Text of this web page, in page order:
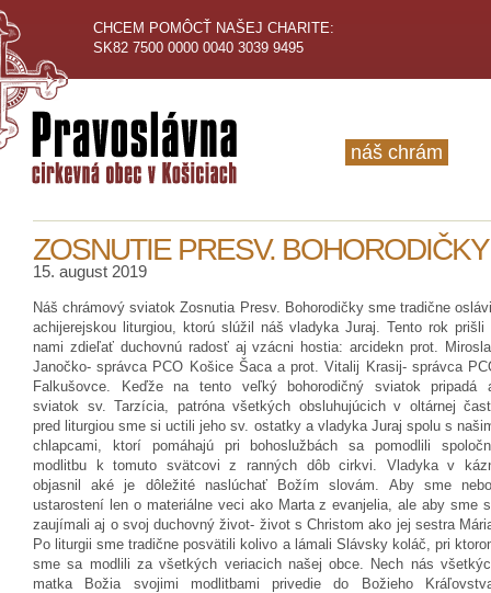
CHCEM POMÔCŤ NAŠEJ CHARITE:
SK82 7500 0000 0040 3039 9495
náš chrám
ZOSNUTIE PRESV.
15. august 2019
Náš chrámový sviatok Zosnutia Presv. Bohorodičky sme tradične
achijerejskou liturgiou, ktorú slúžil náš vladyka Juraj. Tento rok prišli
nami zdieľať duchovnú radosť aj vzácni hostia: arcidekn prot.
Janočko- správca PCO Košice Šaca a prot. Vitalij Krasij- správca
Falkušovce. Keďže na tento veľký bohorodičný sviatok pripadá
sviatok sv. Tarzícia, patróna všetkých obsluhujúcich v oltárnej
pred liturgiou sme si uctili jeho sv. ostatky a vladyka Juraj spolu s
chlapcami, ktorí pomáhajú pri bohoslužbách sa pomodlili
modlitbu k tomuto svätcovi z ranných dôb cirkvi. Vladyka v
objasnil aké je dôležité naslúchať Božím slovám. Aby sme
ustarostení len o materiálne veci ako Marta z evanjelia, ale aby sme
zaujímali aj o svoj duchovný život- život s Christom ako jej sestra
Po liturgii sme tradične posvätili kolivo a lámali Slávsky koláč, pri
sme sa modlili za všetkých veriacich našej obce. Nech nás
matka Božia svojimi modlitbami privedie do Božieho